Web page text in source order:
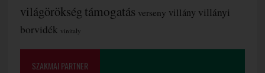
világörökségtámogatás verseny villány villányi
borvidék vinitaly
SZAKMAI PARTNER